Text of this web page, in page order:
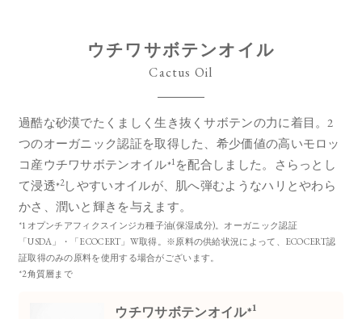
ウチワサボテンオイル
Cactus Oil
過酷な砂漠でたくましく生き抜くサボテンの力に着目。2
つのオーガニック認証を取得した、希少価値の高いモロッ
コ産ウチワサボテンオイル*1 を配合しました。
さらっとし
て浸透*2しやすいオイルが、肌へ弾むようなハリとやわら
かさ、潤いと輝きを与えます。
*1オプンチアフィクスインジカ種子油(保湿成分)。オーガニック認証
「USDA」・「ECOCERT」W取得。※原料の供給状況によって、ECOCERT認
証取得のみの原料を使用する場合がございます。
*2角質層まで
ウチワサボテンオイル*1